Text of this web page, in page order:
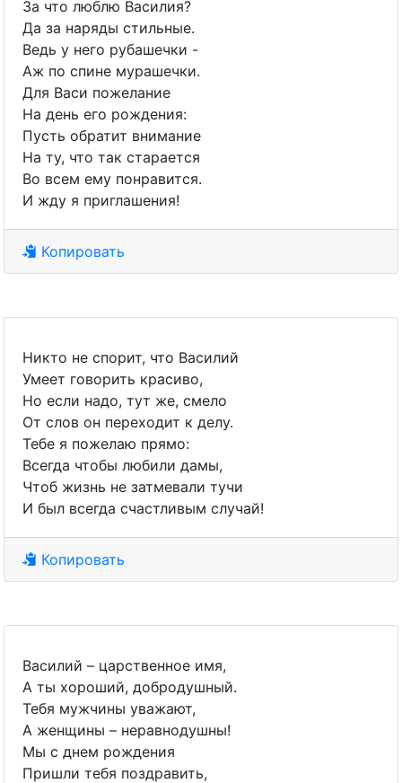
За что люблю Василия?
Да за наряды стильные.
Ведь у него рубашечки -
Аж по спине мурашечки.
Для Васи пожелание
На день его рождения:
Пусть обратит внимание
На ту, что так старается
Во всем ему понравится.
И жду я приглашения!
Копировать
Никто не спорит, что Василий
Умеет говорить красиво,
Но если надо, тут же, смело
От слов он переходит к делу.
Тебе я пожелаю прямо:
Всегда чтобы любили дамы,
Чтоб жизнь не затмевали тучи
И был всегда счастливым случай!
Копировать
Василий – царственное имя,
А ты хороший, добродушный.
Тебя мужчины уважают,
А женщины – неравнодушны!
Мы с днем рождения
Пришли тебя поздравить,